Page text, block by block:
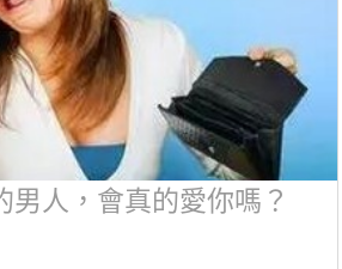
男人，會真的愛你嗎？